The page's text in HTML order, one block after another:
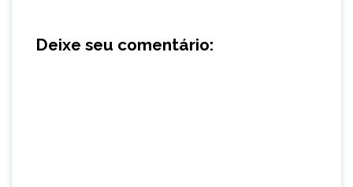
Deixe seu comentário: